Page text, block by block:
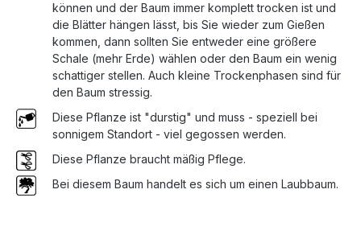
können und der Baum immer komplett trocken ist und
die Blätter hängen lässt, bis Sie wieder zum Gießen
kommen, dann sollten Sie entweder eine größere
Schale (mehr Erde) wählen oder den Baum ein wenig
schattiger stellen. Auch kleine Trockenphasen sind für
den Baum stressig.
Diese Pflanze ist "durstig" und muss - speziell bei
sonnigem Standort - viel gegossen werden.
Diese Pflanze braucht mäßig Pflege.
Bei diesem Baum handelt es sich um einen Laubbaum.